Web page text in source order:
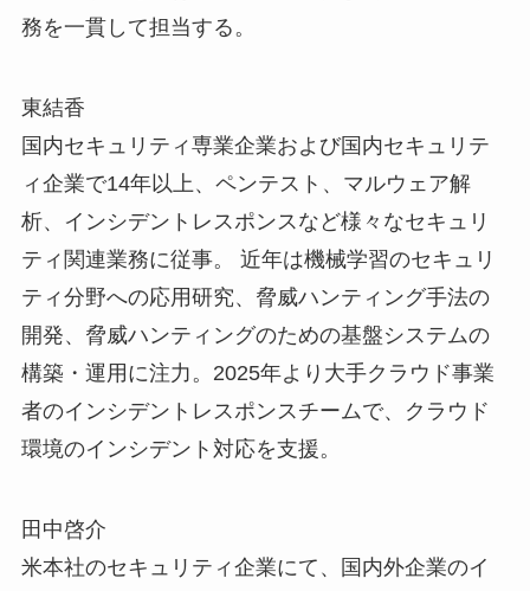
務を一貫して担当する。
東結香
国内セキュリティ専業企業および国内セキュリテ
ィ企業で14年以上、ペンテスト、マルウェア解
析、インシデントレスポンスなど様々なセキュリ
ティ関連業務に従事。 近年は機械学習のセキュリ
ティ分野への応用研究、脅威ハンティング手法の
開発、脅威ハンティングのための基盤システムの
構築・運用に注力。2025年より大手クラウド事業
者のインシデントレスポンスチームで、クラウド
環境のインシデント対応を支援。
田中啓介
米本社のセキュリティ企業にて、国内外企業のイ